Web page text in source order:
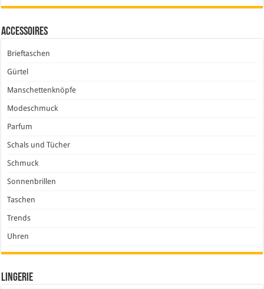
Accessoires
Brieftaschen
Gürtel
Manschettenknöpfe
Modeschmuck
Parfum
Schals und Tücher
Schmuck
Sonnenbrillen
Taschen
Trends
Uhren
Lingerie